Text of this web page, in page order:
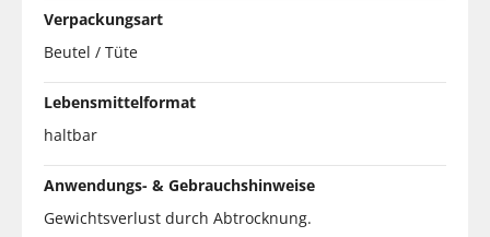
Verpackungsart
Beutel / Tüte
Lebensmittelformat
haltbar
Anwendungs- & Gebrauchshinweise
Gewichtsverlust durch Abtrocknung.